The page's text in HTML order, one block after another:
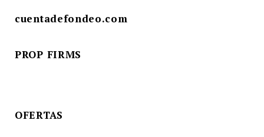
cuentadefondeo.com
PROP FIRMS
OFERTAS